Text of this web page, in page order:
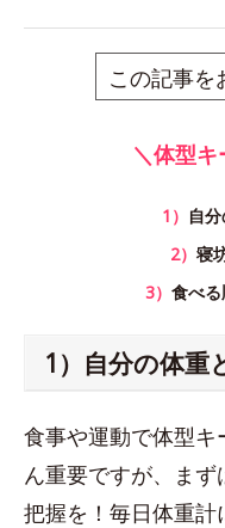
この記事を
＼体型
1） 自
2） 寝
3） 食べ
1）自分の体重
食事や運動で体型
ん重要ですが、ま
把握を！毎日体重